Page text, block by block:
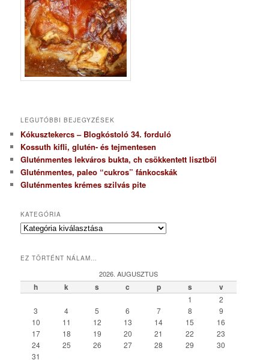
LEGUTÓBBI BEJEGYZÉSEK
Kókusztekercs – Blogkóstoló 34. forduló
Kossuth kifli, glutén- és tejmentesen
Gluténmentes lekváros bukta, ch csökkentett lisztből
Gluténmentes, paleo “cukros” fánkocskák
Gluténmentes krémes szilvás pite
KATEGÓRIA
K
e
ó
r
EZ TÖRTÉNT NÁLAM…
2026. AUGUSZTUS
h k s c p s v
1
2
3
4 5 6 7 8
9
10
11 12 13 14 15
16
17
18 19 20 21 22
23
24
25 26 27 28 29
30
31